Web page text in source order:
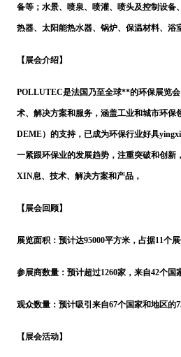
备等；水景、喷泉、喷灌、喷头及控制设备
热器、太阳能热水器、锅炉、保温材料、浴
【展会介绍】
POLLUTEC是法国乃至全球**的环保展览
术、解决方案和服务，涵盖工业和城市环保
DEME）的支持，已成为环保行业好具
一紧跟环保业的发展趋势，注重突破和创新
XIN息、技术、解决方案和产品，
【展会回顾】
展览面积：预计达95000平方米，占据11个
参展商数量：预计超过1260家，来自42个国
观众数量：预计吸引来自67个国家和地区的
【展会活动】